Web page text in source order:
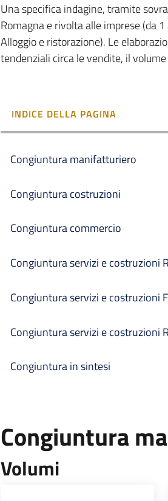
Una specifica indagine, tramite
Romagna e rivolta alle imprese (da
Alloggio e ristorazione). Le
tendenziali circa le vendite, il volume
INDICE DELLA PAGINA
Congiuntura manifatturiero
Congiuntura costruzioni
Congiuntura commercio
Congiuntura servizi e costruzioni
Congiuntura servizi e costruzioni
Congiuntura servizi e costruzioni
Congiuntura in sintesi
Congiuntura
Volumi